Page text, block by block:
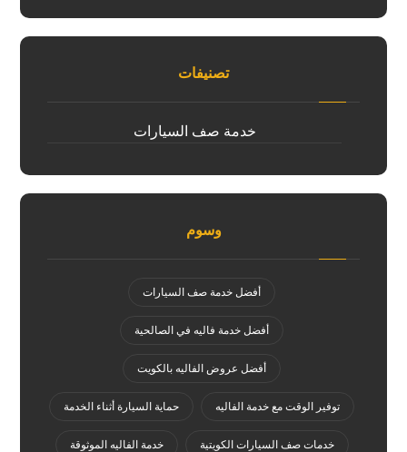
تصنيفات
خدمة صف السيارات
وسوم
أفضل خدمة صف السيارات
أفضل خدمة فاليه في الصالحية
أفضل عروض الفاليه بالكويت
توفير الوقت مع خدمة الفاليه حماية السيارة أثناء الخدمة
خدمات صف السيارات الكويتية خدمة الفاليه الموثوقة